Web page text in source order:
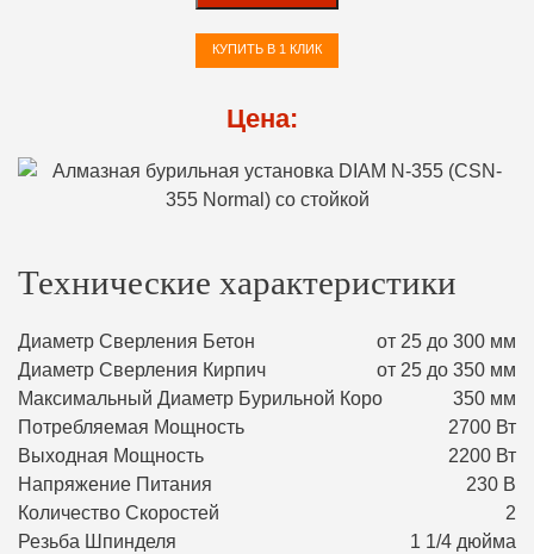
КУПИТЬ В 1 КЛИК
Цена:
Технические характеристики
Диаметр Сверления Бетон
от 25 до 300 мм
Диаметр Сверления Кирпич
от 25 до 350 мм
Максимальный Диаметр Бурильной Коро
350 мм
Потребляемая Мощность
2700 Вт
Выходная Мощность
2200 Вт
Напряжение Питания
230 В
Количество Скоростей
2
Резьба Шпинделя
1 1/4 дюйма